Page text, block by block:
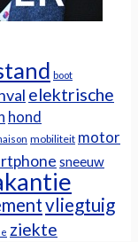
boot
elektrische
hond
mobiliteit motor
sneeuw
vliegtuig
ziekte